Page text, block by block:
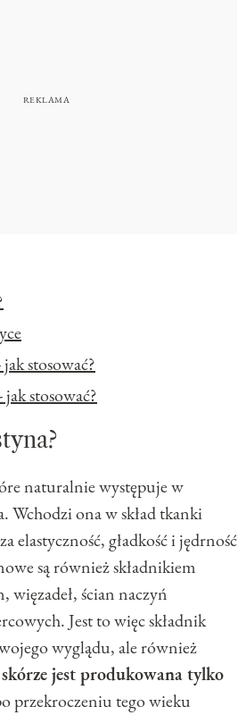
stosować?
jak stosować?
naturalnie występuje w
Wchodzi ona w skład tkanki
elastyczność, gładkość i jędrność
są również składnikiem
ścian naczyń
Jest to więc składnik
wyglądu, ale również
jest produkowana tylko
przekroczeniu tego wieku